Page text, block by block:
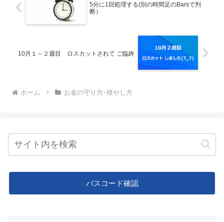
5分に1回処理する(別の時間足のBarsで判
断）
10月１～２週目 ロスカットされて ご臨終
ホーム お金の守り方･殖やし方
パスコード確認